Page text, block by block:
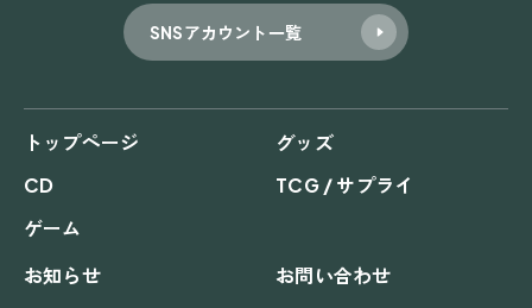
SNSアカウント一覧
トップページ
グッズ
CD
TCG / サプライ
ゲーム
お知らせ
お問い合わせ